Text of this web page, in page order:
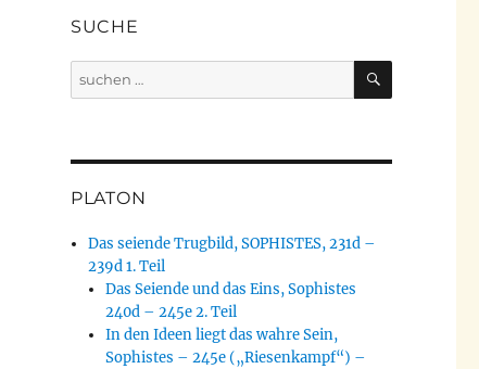
SUCHE
Suche
nach:
SUCHEN
PLATON
Das seiende Trugbild, SOPHISTES, 231d –
239d 1. Teil
Das Seiende und das Eins, Sophistes
240d – 245e 2. Teil
In den Ideen liegt das wahre Sein,
Sophistes – 245e („Riesenkampf“) –